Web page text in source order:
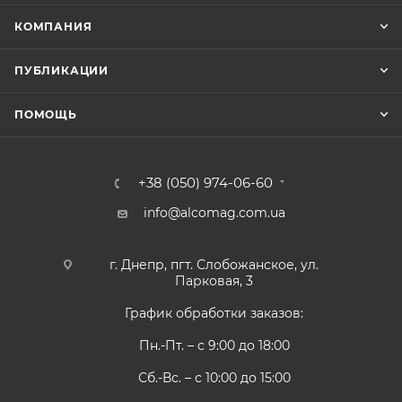
КОМПАНИЯ
ПУБЛИКАЦИИ
ПОМОЩЬ
+38 (050) 974-06-60
info@alcomag.com.ua
г. Днепр, пгт. Слобожанское, ул.
Парковая, 3
График обработки заказов:
Пн.-Пт. – с 9:00 до 18:00
Сб.-Вс. – с 10:00 до 15:00